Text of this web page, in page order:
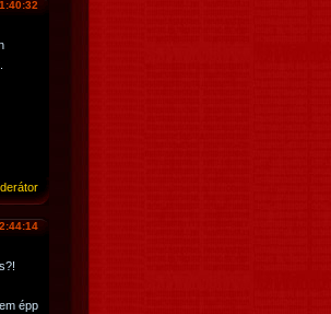
épp